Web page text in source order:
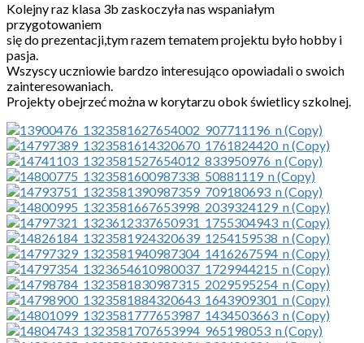
Kolejny raz klasa 3b zaskoczyła nas wspaniałym
przygotowaniem
się do prezentacji,tym razem tematem projektu było hobby i
pasja.
Wszyscy uczniowie bardzo interesująco opowiadali o swoich
zainteresowaniach.
Projekty obejrzeć można w korytarzu obok świetlicy szkolnej.